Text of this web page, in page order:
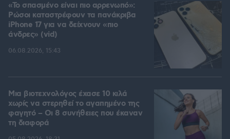
«Το σπασμένο είναι πιο αρρενωπό»:
Ρώσοι καταστρέφουν τα πανάκριβα
iPhone 17 για να δείχνουν «πιο
άνδρες» (vid)
06.08.2026, 15:43
Μια βιοτεχνολόγος έχασε 10 κιλά
χωρίς να στερηθεί το αγαπημένο της
φαγητό – Οι 8 συνήθειες που έκαναν
τη διαφορά